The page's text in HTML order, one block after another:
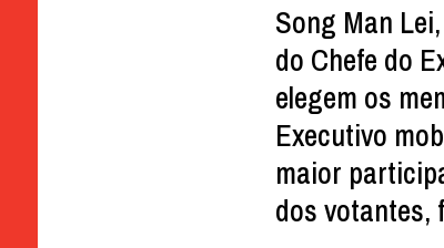
Song Man
do Chefe do
elegem os
Executivo
maior
dos votantes,